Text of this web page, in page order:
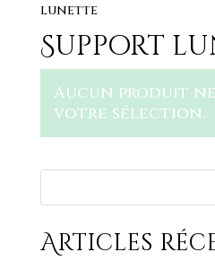
lunette
Support
Aucun produit
votre sélection.
Articles